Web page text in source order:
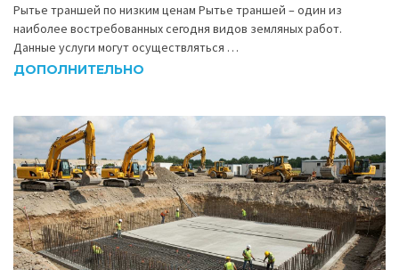
Рытье траншей по низким ценам Рытье траншей – один из
наиболее востребованных сегодня видов земляных работ.
Данные услуги могут осуществляться …
ДОПОЛНИТЕЛЬНО